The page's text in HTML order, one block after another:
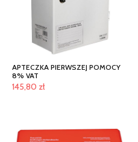
APTECZKA PIERWSZEJ POMOCY
8% VAT
145,80 zł